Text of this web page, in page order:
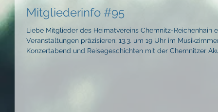
Mitgliederinfo #95
Liebe Mitglieder des Heimatvereins Chemnitz-Reichenhain
Veranstaltungen präzisieren: 13.3. um 19 Uhr im
Konzertabend und Reisegeschichten mit der Chemnitzer Akustikrockband Solche. Für Getränke ist